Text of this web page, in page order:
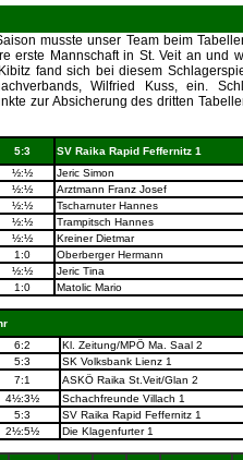
musste unser Team beim
erste Mannschaft in St. Veit an und
fand sich bei diesem
Wilfried Kuss, ein.
zur Absicherung des dritten
5:3
SV Raika Rapid Feffernitz 1
½:½
Jeric Simon
½:½
Arztmann Franz Josef
½:½
Tscharnuter Hannes
½:½
Trampitsch Hannes
½:½
Kreiner Dietmar
1:0
Oberberger Hermann
½:½
Jeric Tina
1:0 Matolic Mario
6:2
Kl. Zeitung/MPÖ Ma. Saal 2
5:3
SK Volksbank Lienz 1
7:1
ASKÖ Raika St.Veit/Glan 2
4½:3½
Schachfreunde Villach 1
5:3
SV Raika Rapid Feffernitz 1
2½:5½ Die Klagenfurter 1